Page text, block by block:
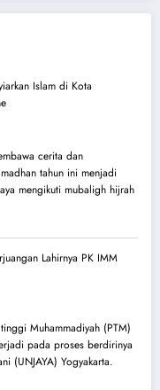
Islam di Kota
cerita dan
tahun ini menjadi
mengikuti mubaligh hijrah
Lahirnya PK IMM
Muhammadiyah (PTM)
pada proses berdirinya
(UNJAYA) Yogyakarta.